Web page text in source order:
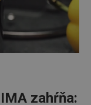
zahŕňa: